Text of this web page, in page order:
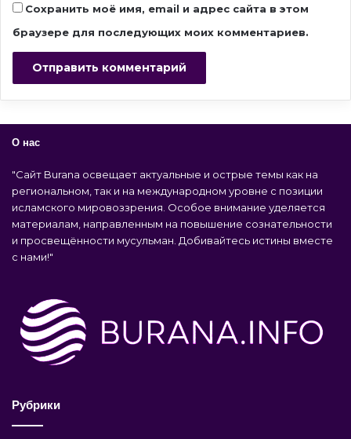
Сохранить моё имя, email и адрес сайта в этом
браузере для последующих моих комментариев.
О нас
"Сайт Burana освещает актуальные и острые темы как на
региональном, так и на международном уровне с позиции
исламского мировоззрения. Особое внимание уделяется
материалам, направленным на повышение сознательности
и просвещённости мусульман. Добивайтесь истины вместе
с нами!"
Рубрики